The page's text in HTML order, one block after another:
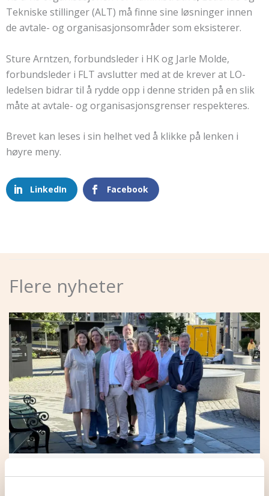
Tekniske stillinger (ALT) må finne sine løsninger innen
de avtale- og organisasjonsområder som eksisterer.
Sture Arntzen, forbundsleder i HK og Jarle Molde,
forbundsleder i FLT avslutter med at de krever at LO-
ledelsen bidrar til å rydde opp i denne striden på en slik
måte at avtale- og organisasjonsgrenser respekteres.
Brevet kan leses i sin helhet ved å klikke på lenken i
høyre meny.
LinkedIn Facebook
Flere nyheter
HKs medlemmer på NHO